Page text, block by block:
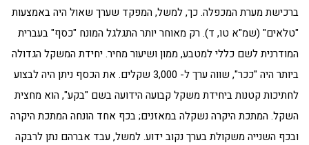
ברכישת מערת המכפלה. כך, למשל, המפקד שערך שאול היה באמצעות
"טלאים" (שמ"א טו, ד). רק מאוחר יותר התגלגל המונח "כסף" בעברית
המודרנית לשם כללי למטבע, ממון ושיעור מחיר. יחידת המשקל הגדולה
ביותר היה "ככר", שווה ערך ל- 3,000 שקלים. את הכסף ניתן היה לבצוע
לחתיכות קטנות ביחידת משקל קבועה הידועה בשם "בקע", הוא מחצית
השקל. המתכת היקרה נשקלה במאזנים; בכף אחד הונחה המתכת היקרה
ובכף השנייה משקולת בערך נקוב ידוע. למשל, עבד אברהם נתן לרבקה